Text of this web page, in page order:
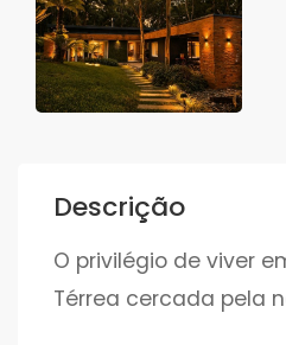
Descrição
O privilégio de viver
Térrea cercada pela